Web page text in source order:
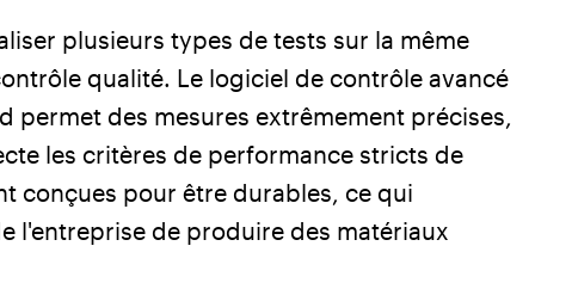
plusieurs types de tests sur la même
qualité. Le logiciel de contrôle avancé
permet des mesures extrêmement précises,
les critères de performance stricts de
conçues pour être durables, ce qui
l'entreprise de produire des matériaux